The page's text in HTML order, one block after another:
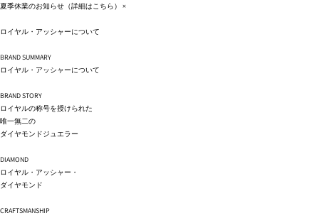
コンテ
進む
夏季休業のお知らせ（詳細はこちら） ×
ロイヤル・アッシャーについて
BRAND SUMMARY
ロイヤル・アッシャーについて
BRAND STORY
ロイヤルの称号を授けられた
唯一無二の
ダイヤモンドジュエラー
DIAMOND
ロイヤル・アッシャー・
ダイヤモンド
CRAFTSMANSHIP